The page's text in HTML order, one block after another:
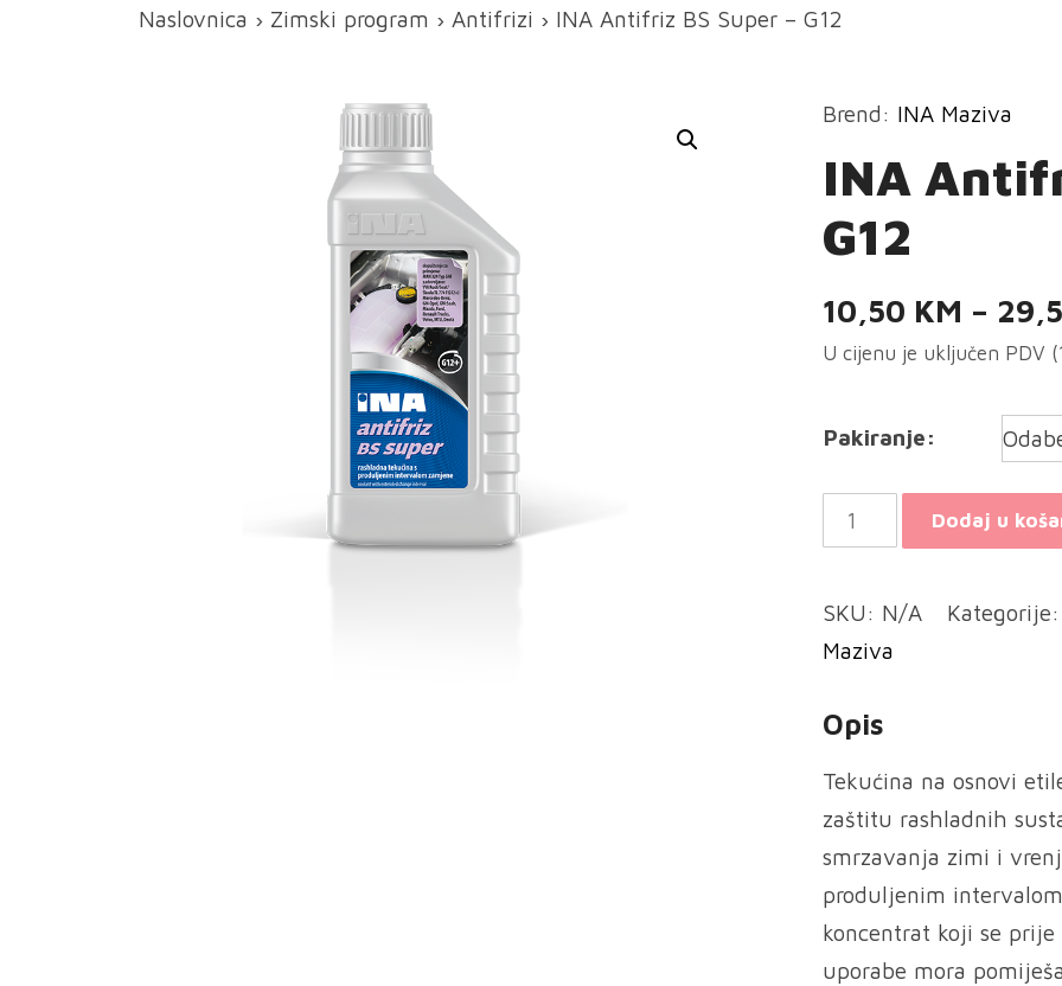
Naslovnica › Zimski program › Antifrizi › INA Antifriz BS Super – G12
Brend: INA Maziva
INA
G12
10,50 KM –
U cijenu je uključen PDV
Pakiranje:
INA
Antifriz
Super
-
količina
Dodaj u
SKU: N/A Kategorije:
Maziva
Opis
Tekućina na osnovi
zaštitu rashladnih
smrzavanja zimi i
produljenim
koncentrat koji se prije
uporabe mora